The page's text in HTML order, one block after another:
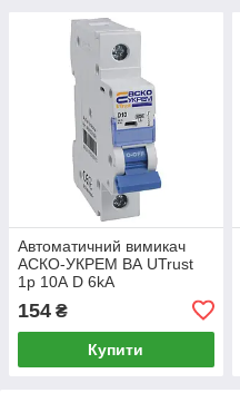
Автоматичний вимикач
АСКО-УКРЕМ ВА UTrust
1р 10А D 6kА
154 ₴
Купити